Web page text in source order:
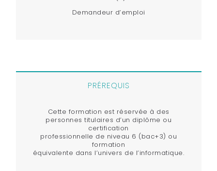
Demandeur d’emploi
PRÉREQUIS
Cette formation est réservée à des
personnes titulaires d’un diplôme ou
certification
professionnelle de niveau 6 (bac+3) ou
formation
équivalente dans l’univers de l’informatique.